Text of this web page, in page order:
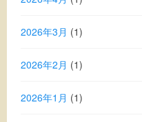
2026年3月 (1)
2026年2月 (1)
2026年1月 (1)